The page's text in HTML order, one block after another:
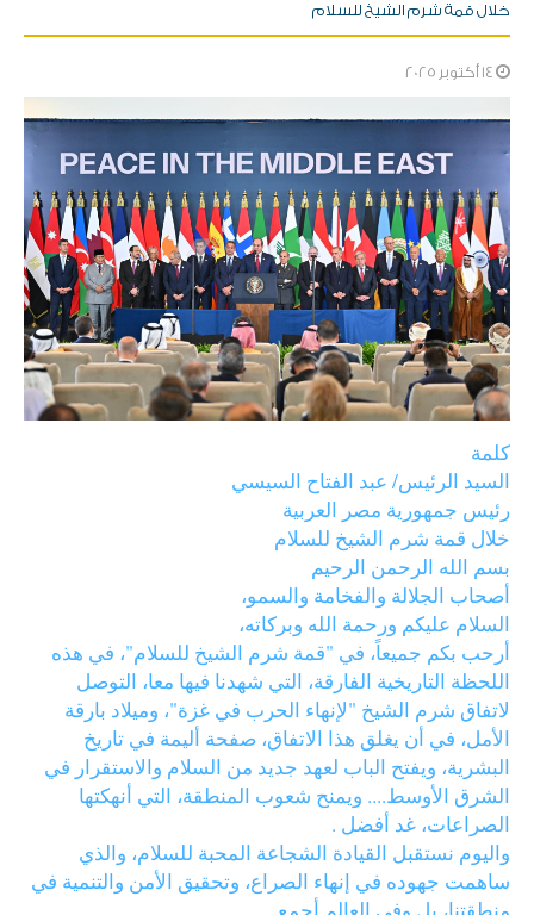
خلال قمة شرم الشيخ للسلام
كلمة
السيد الرئيس/ عبد الفتاح السيسي
رئيس جمهورية مصر العربية
خلال قمة شرم الشيخ للسلام
بسم الله الرحمن الرحيم
أصحاب الجلالة والفخامة والسمو،
السلام عليكم ورحمة الله وبركاته،
أرحب بكم جميعاً، في "قمة شرم الشيخ للسلام"، في هذه
اللحظة التاريخية الفارقة، التي شهدنا فيها معا، التوصل
لاتفاق شرم الشيخ "لإنهاء الحرب في غزة"، وميلاد بارقة
الأمل، في أن يغلق هذا الاتفاق، صفحة أليمة في تاريخ
البشرية، ويفتح الباب لعهد جديد من السلام والاستقرار في
الشرق الأوسط.... ويمنح شعوب المنطقة، التي أنهكتها
الصراعات، غد أفضل .
واليوم نستقبل القيادة الشجاعة المحبة للسلام، والذي
ساهمت جهوده في إنهاء الصراع، وتحقيق الأمن والتنمية في